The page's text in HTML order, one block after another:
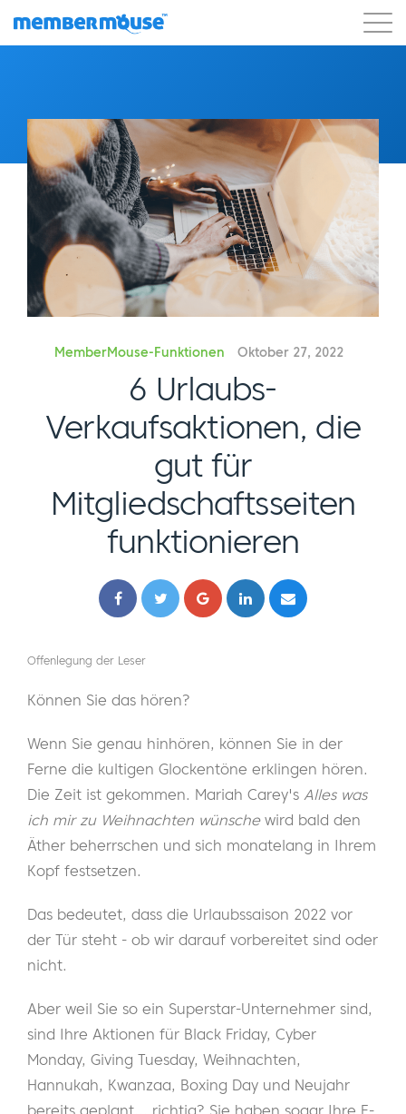
Unterstützung Los geht's
MemberMouse-Funktionen Oktober 27, 2022
6 Urlaubs-
Verkaufsaktionen, die
gut für
Mitgliedschaftsseiten
funktionieren
Offenlegung der Leser
Können Sie das hören?
Wenn Sie genau hinhören, können Sie in der
Ferne die kultigen Glockentöne erklingen hören.
Die Zeit ist gekommen. Mariah Carey's Alles was
ich mir zu Weihnachten wünschewird bald den
Äther beherrschen und sich monatelang in Ihrem
Kopf festsetzen.
Das bedeutet, dass die Urlaubssaison 2022 vor
der Tür steht - ob wir darauf vorbereitet sind oder
nicht.
Aber weil Sie so ein Superstar-Unternehmer sind,
sind Ihre Aktionen für Black Friday, Cyber
Monday, Giving Tuesday, Weihnachten,
Hannukah, Kwanzaa, Boxing Day und Neujahr